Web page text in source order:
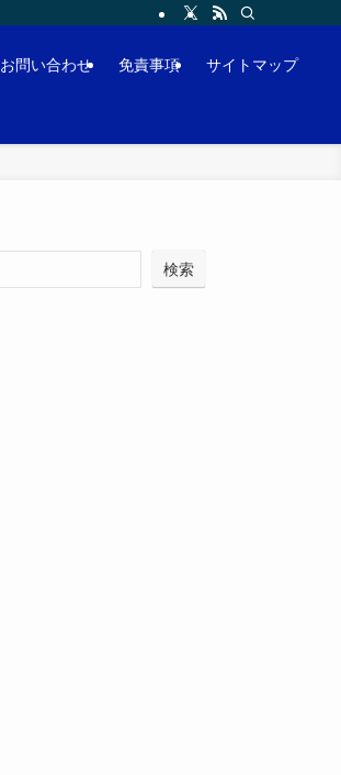
お問い合わせ 免責事項 サイトマップ
検索